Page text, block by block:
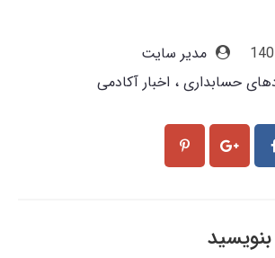
مدیر سایت
حسابداری اخبار آکادمی